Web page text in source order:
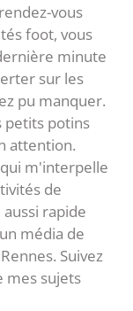
vous
foot, vous
minute
sur les
pu manquer.
petits potins
attention.
m'interpelle
de
rapide
média de
Suivez
mes sujets